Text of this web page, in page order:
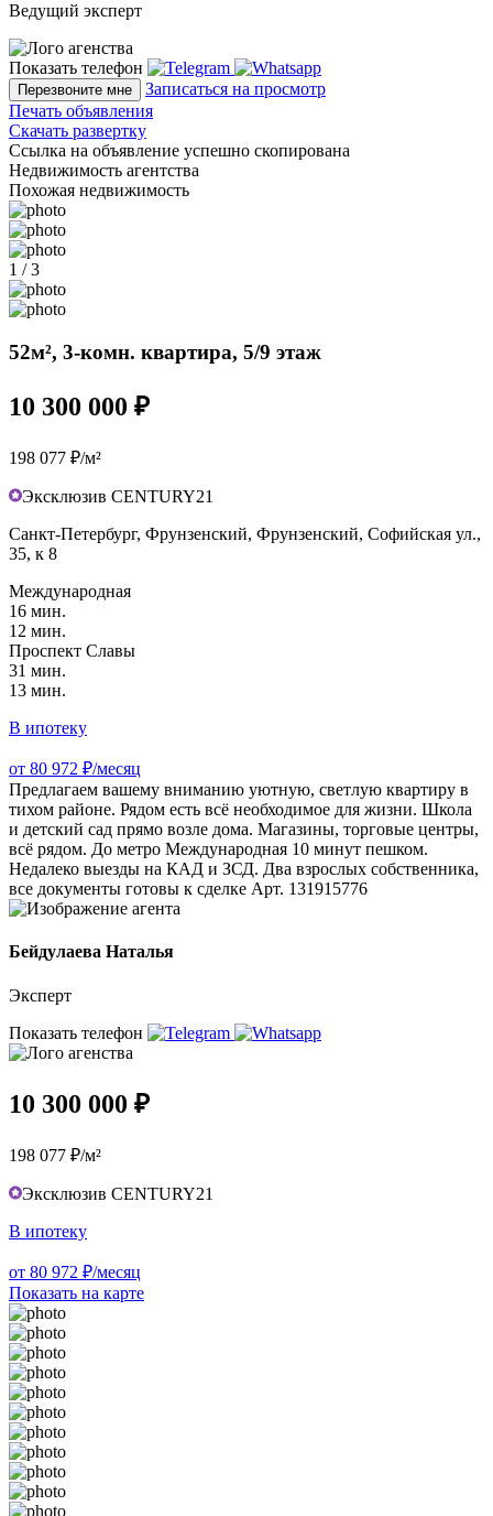
Ведущий эксперт
Показать телефон
Перезвоните мне
Записаться на просмотр
Печать объявления
Скачать развертку
Ссылка на объявление успешно скопирована
Недвижимость агентства
Похожая недвижимость
1 / 3
52м², 3-комн. квартира, 5/9 этаж
10 300 000 ₽
198 077 ₽/м²
Эксклюзив CENTURY21
Санкт-Петербург, Фрунзенский, Фрунзенский, Софийская ул.,
35, к 8
Международная
16 мин.
12 мин.
Проспект Славы
31 мин.
13 мин.
В ипотеку
от 80 972 ₽/месяц
Предлагаем вашему вниманию уютную, светлую квартиру в
тихом районе. Рядом есть всё необходимое для жизни. Школа
и детский сад прямо возле дома. Магазины, торговые центры,
всё рядом. До метро Международная 10 минут пешком.
Недалеко выезды на КАД и ЗСД. Два взрослых собственника,
все документы готовы к сделке Арт. 131915776
Бейдулаева Наталья
Эксперт
Показать телефон
10 300 000 ₽
198 077 ₽/м²
Эксклюзив CENTURY21
В ипотеку
от 80 972 ₽/месяц
Показать на карте